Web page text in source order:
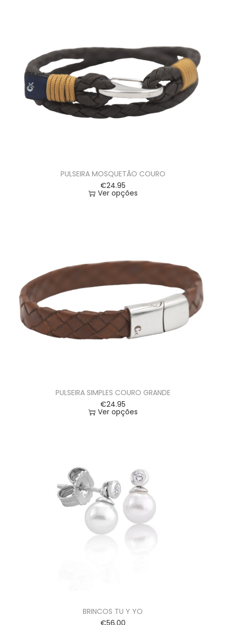
PULSEIRA MOSQUETÃO COURO
€24.95
Ver opções
PULSEIRA SIMPLES COURO GRANDE
€24.95
Ver opções
BRINCOS TU Y YO